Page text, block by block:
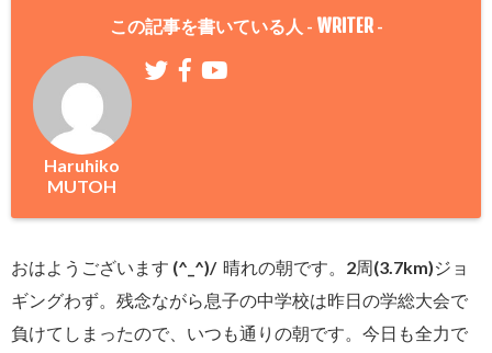
この記事を書いている人 - WRITER-
Haruhiko
MUTOH
おはようございます (^_^)/ 晴れの朝です。2周(3.7km)ジョ
ギングわず。残念ながら息子の中学校は昨日の学総大会で
負けてしまったので、いつも通りの朝です。今日も全力で